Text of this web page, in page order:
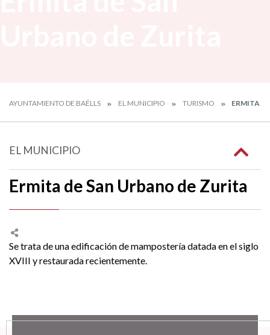
AYUNTAMIENTO DE BAÉLLS EL MUNICIPIO TURISMO ERMITA
EL MUNICIPIO
Ermita de San Urbano de Zurita
Se trata de una edificación de mampostería datada en el siglo
XVIII y restaurada recientemente.